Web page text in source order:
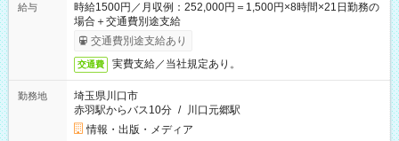
給与
時給1500円／月収例：252,000円＝1,500円×8時間×21日勤務の
場合＋交通費別途支給
交通費別途支給あり
交通費 実費支給／当社規定あり。
勤務地
埼玉県川口市
赤羽駅からバス10分 / 川口元郷駅
情報・出版・メディア